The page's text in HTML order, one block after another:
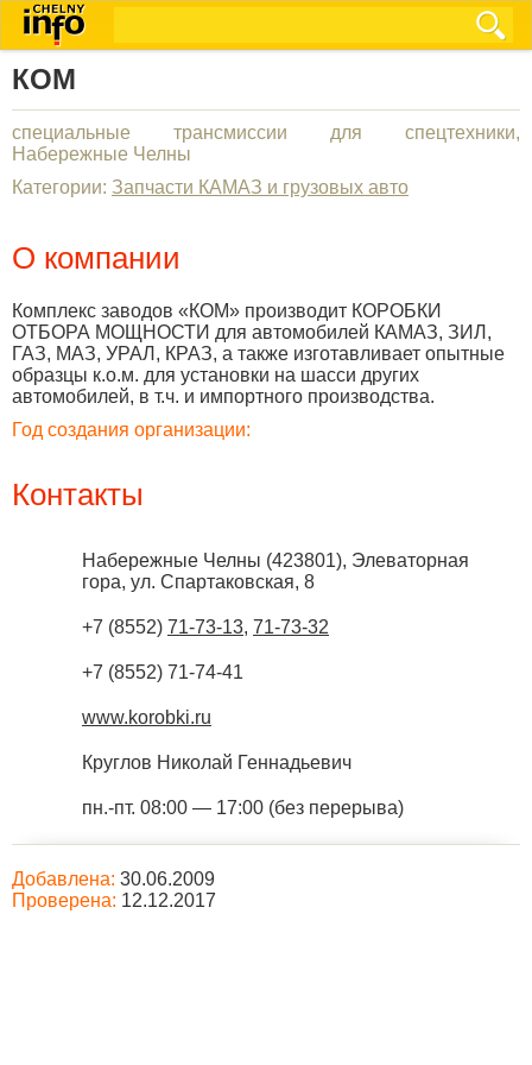
КОМ
специальные трансмиссии для спецтехники,
Набережные Челны
Категории: Запчасти КАМАЗ и грузовых авто
О компании
Комплекс заводов «КОМ» производит КОРОБКИ
ОТБОРА МОЩНОСТИ для автомобилей КАМАЗ, ЗИЛ,
ГАЗ, МАЗ, УРАЛ, КРАЗ, а также изготавливает опытные
образцы к.о.м. для установки на шасси других
автомобилей, в т.ч. и импортного производства.
Год создания организации:
Контакты
Набережные Челны (423801), Элеваторная
гора, ул. Спартаковская, 8
+7 (8552) 71-73-13, 71-73-32
+7 (8552) 71-74-41
www.korobki.ru
Круглов Николай Геннадьевич
пн.-пт. 08:00 — 17:00 (без перерыва)
Добавлена: 30.06.2009
Проверена: 12.12.2017